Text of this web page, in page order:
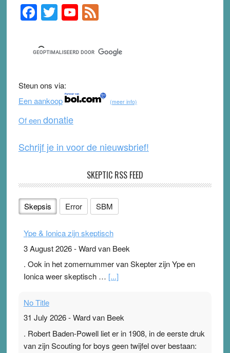
Primary
Sidebar
F
a
c
e
b
o
o
k
T
wi
tt
er
Y
o
u
T
b
e
F
e
d
Steun ons via:
Een aankoop
(meer info)
Of eendonatie
Schrijf je in voor de nieuwsbrief!
SKEPTIC RSS FEED
Skepsis Error SBM
Ype & Ionica zijn skeptisch
3 August 2026-Ward van Beek
. Ook in het zomernummer van Skepter zijn Ype en
Ionica weer skeptisch … [...]
No Title
31 July 2026-Ward van Beek
. Robert Baden-Powell liet er in 1908, in de eerste druk
van zijn Scouting for boys geen twijfel over bestaan: